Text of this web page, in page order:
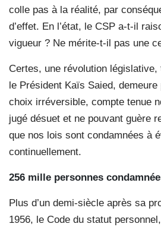
colle pas à la réalité, par
d’effet. En l’état, le CSP a-t-il
vigueur ? Ne mérite-t-il pas une
Certes, une révolution législative,
le Président Kaïs Saied,
choix irréversible, compte tenue
jugé désuet et ne pouvant guère
que nos lois sont condamnées à
continuellement.
256 mille personnes
Plus d’un demi-siècle après sa
1956, le Code du statut